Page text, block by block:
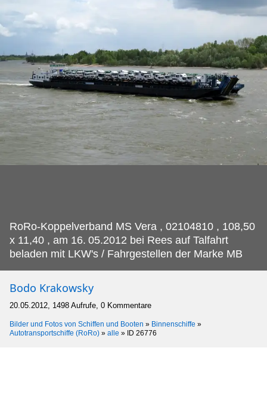
RoRo-Koppelverband MS Vera , 02104810 , 108,50
x 11,40 , am 16. 05.2012 bei Rees auf Talfahrt
beladen mit LKW's / Fahrgestellen der Marke MB
Bodo Krakowsky
20.05.2012, 1498 Aufrufe, 0 Kommentare
Bilder und Fotos von Schiffen und Booten » Binnenschiffe »
Autotransportschiffe (RoRo) » alle » ID 26776